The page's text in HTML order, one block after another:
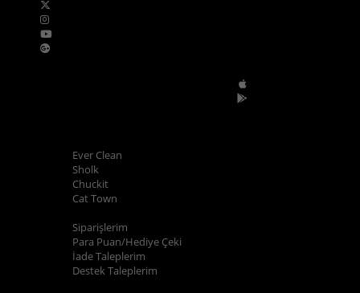
Ever Clean
Sholk
Chuckit
Cat Town
Siparişlerim
Para Puan/Hediye Çeki
İade Taleplerim
Destek Taleplerim